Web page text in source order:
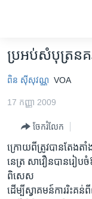
គេហទំព័រ​
ទាក់ទង
រំលង​
និង​
ព័ត៌មាន​​
កម្ពុជា
អន្តរជាតិ
អាមេរិក
ចិន
ហេឡូវីអូអេ
កម្ពុជាច្នៃប្រតិដ្ឋ
ព្រឹត្តិការណ៍ព័ត៌មាន
ប្រអប់សំបុត្រនគ
ពិន ស៊ីសុវណ្ណ VOA
17 កញ្ញា 2009
ចែករំលែក
ក្រោយពីត្រូវបានតែងត
នេត្រ សាវឿនបានរៀប
ពិសេស
ដើម្បីស្វាគមន៍ការរិះគ